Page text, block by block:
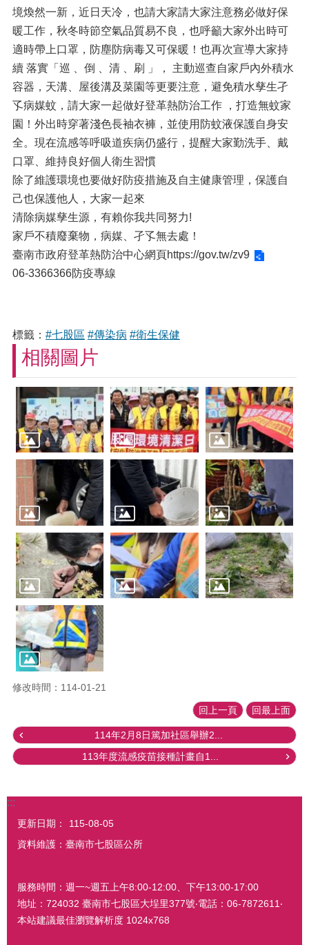
境煥然一新，近日天冷，也請大家請大家注意務必做好保
暖工作，秋冬時節空氣品質易不良，也呼籲大家外出時可
適時帶上口罩，防塵防病毒又可保暖！也再次宣導大家持
續 落實「巡 、倒 、清 、刷 」， 主動巡查自家戶內外積水
容器，天溝、屋後溝及菜園等更要注意，避免積水孳生孑
孓病媒蚊，請大家一起做好登革熱防治工作 ，打造無蚊家
園！外出時穿著淺色長袖衣褲，並使用防蚊液保護自身安
全。現在流感等呼吸道疾病仍盛行，提醒大家勤洗手、戴
口罩、維持良好個人衛生習慣
除了維護環境也要做好防疫措施及自主健康管理，保護自
己也保護他人，大家一起來
清除病媒孳生源，有賴你我共同努力!
家戶不積廢棄物，病媒、孑孓無去處！
臺南市政府登革熱防治中心網頁https://gov.tw/zv9
06-3366366防疫專線
標籤： #七股區 #傳染病 #衛生保健
相關圖片
修改時間：114-01-21
回上一頁 回最上面
114年2月8日篤加社區舉辦2...
113年度流感疫苗接種計畫自1...
:::
更新日期：
115-08-05
資料維護：臺南市七股區公所
服務時間：週一~週五上午8:00-12:00、下午13:00-17:00
地址：724032 臺南市七股區大埕里377號‧電話：06-7872611‧
本站建議最佳瀏覽解析度 1024x768